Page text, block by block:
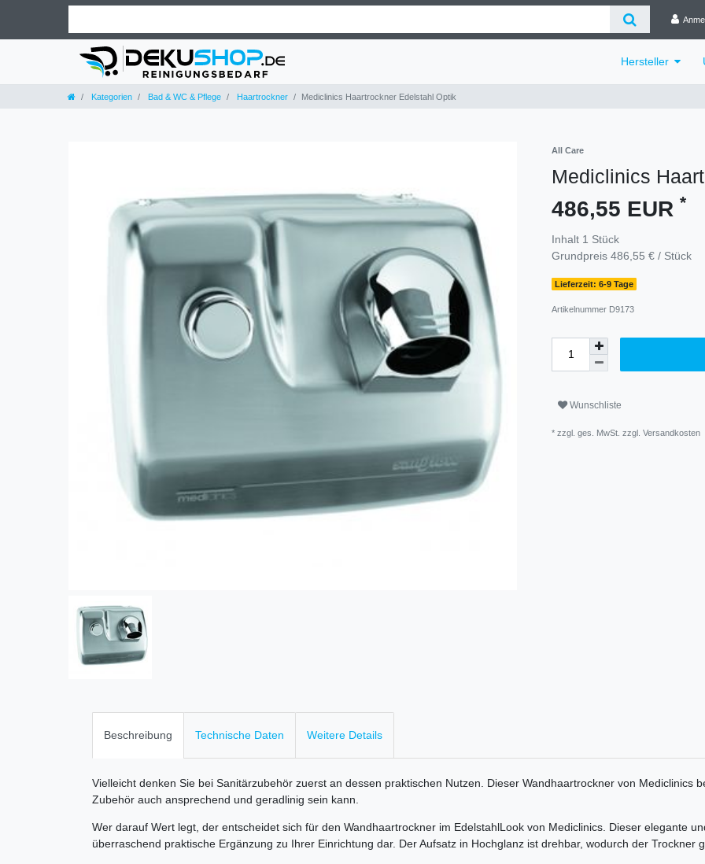
Hersteller
Kategorien Bad & WC & Pflege Haartrockner Mediclinics Haartrockner Edelstahl Optik
All Care
Mediclinics
486,55 EUR *
Inhalt 1 Stück
Grundpreis 486,55 € / Stück
Lieferzeit: 6-9 Tage
Artikelnummer D9173
Wunschliste
* zzgl. ges. MwSt. zzgl. Versandkosten
Beschreibung Technische Daten Weitere Details
Vielleicht denken Sie bei Sanitärzubehör zuerst an dessen praktischen Nutzen. Dieser Wandhaartrockner von Mediclinics
Zubehör auch ansprechend und geradlinig sein kann.
Wer darauf Wert legt, der entscheidet sich für den Wandhaartrockner im EdelstahlLook von Mediclinics. Dieser elegante
überraschend praktische Ergänzung zu Ihrer Einrichtung dar. Der Aufsatz in Hochglanz ist drehbar, wodurch der Trockner